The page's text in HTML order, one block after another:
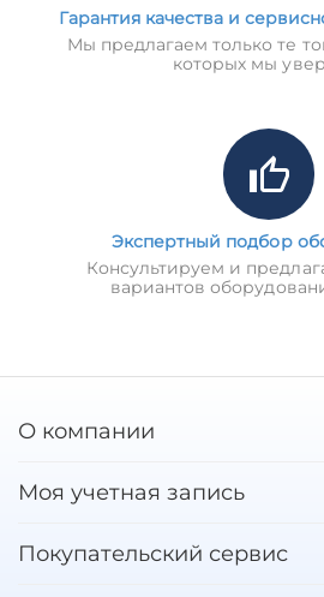
Гарантия качества и
Мы предлагаем только те
которых мы
Экспертный подбор
Консультируем и
вариантов
О компании
Моя учетная запись
Покупательский сервис